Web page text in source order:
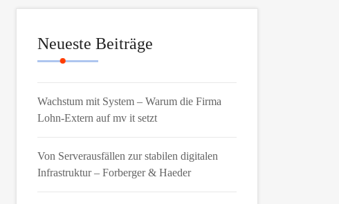
Neueste Beiträge
Wachstum mit System – Warum die Firma
Lohn-Extern auf mv it setzt
Von Serverausfällen zur stabilen digitalen
Infrastruktur – Forberger & Haeder